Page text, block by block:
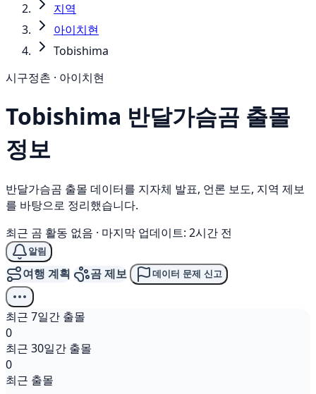
지역
아이치현
Tobishima
시구정촌 · 아이치현
Tobishima 반달가슴곰 출몰
정보
반달가슴곰 출몰 데이터를 지자체 발표, 언론 보도, 지역 제보
를 바탕으로 정리했습니다.
최근 곰 활동 없음 · 마지막 업데이트: 2시간 전
알림
여행 계획 곰 제보 데이터 문제 신고
최근 7일간 출몰
0
최근 30일간 출몰
0
최근 출몰